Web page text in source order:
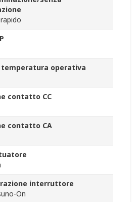
temperatura operativa
contatto CC
contatto CA
interruttore
On